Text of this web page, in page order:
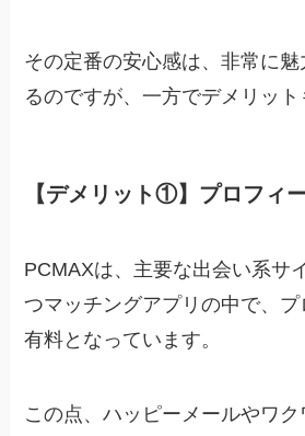
その定番の安心感は、非常に
るのですが、一方でデメリット
【デメリット①】プロフィ
PCMAXは、主要な出会い系サ
つマッチングアプリの中で、
有料となっています。
この点、ハッピーメールやワ